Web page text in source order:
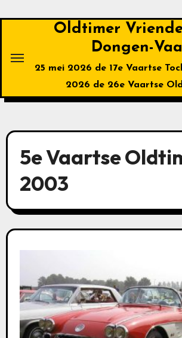
inhoud
Oldtimer
Dongen-
25 mei 2026 de 17e Vaartse
2026 de 26e Vaartse
5e Vaartse
2003